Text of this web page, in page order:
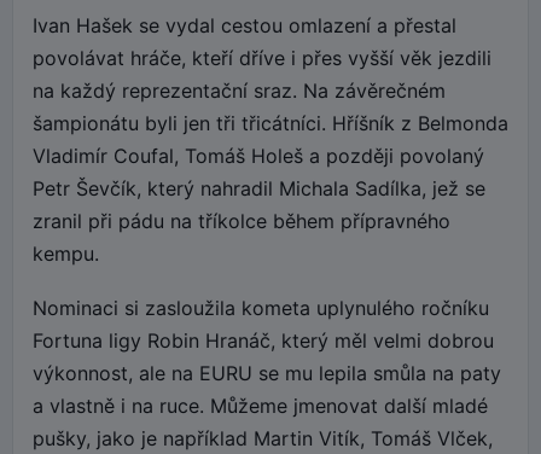
Ivan Hašek se vydal cestou omlazení a přestal
povolávat hráče, kteří dříve i přes vyšší věk jezdili
na každý reprezentační sraz. Na závěrečném
šampionátu byli jen tři třicátníci. Hříšník z Belmonda
Vladimír Coufal, Tomáš Holeš a později povolaný
Petr Ševčík, který nahradil Michala Sadílka, jež se
zranil při pádu na tříkolce během přípravného
kempu.
Nominaci si zasloužila kometa uplynulého ročníku
Fortuna ligy Robin Hranáč, který měl velmi dobrou
výkonnost, ale na EURU se mu lepila smůla na paty
a vlastně i na ruce. Můžeme jmenovat další mladé
pušky, jako je například Martin Vitík, Tomáš Vlček,